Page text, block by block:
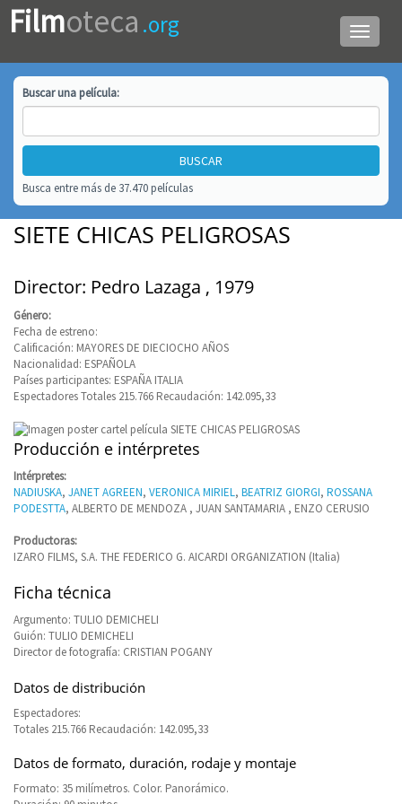
Menú
de
Filmoteca .org
Buscar unapelícula:
Busca entre más de 37.470 películas
SIETE CHICAS PELIGROSAS
Director: Pedro Lazaga , 1979
Género:
Fecha de estreno:
Calificación: MAYORES DE DIECIOCHO AÑOS
Nacionalidad: ESPAÑOLA
Países participantes: ESPAÑA ITALIA
Espectadores Totales 215.766 Recaudación: 142.095,33
Producción e intérpretes
Intérpretes:
NADIUSKA, JANET AGREEN, VERONICA MIRIEL, BEATRIZ GIORGI, ROSSANA
PODESTTA, ALBERTO DE MENDOZA , JUAN SANTAMARIA , ENZO CERUSIO
Productoras:
IZARO FILMS, S.A. THE FEDERICO G. AICARDI ORGANIZATION (Italia)
Ficha técnica
Argumento: TULIO DEMICHELI
Guión: TULIO DEMICHELI
Director de fotografía: CRISTIAN POGANY
Datos de distribución
Espectadores:
Totales 215.766 Recaudación: 142.095,33
Datos de formato, duración, rodaje y montaje
Formato: 35 milímetros. Color. Panorámico.